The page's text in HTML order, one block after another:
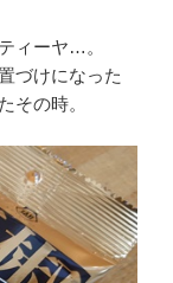
ィーヤ…。
づけになった
その時。